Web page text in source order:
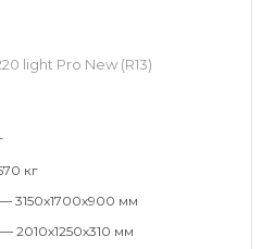
light Pro New (R13)
кг
3150х1700х900 мм
2010х1250х310 мм